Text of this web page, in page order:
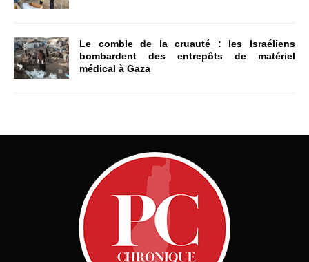
Le comble de la cruauté : les Israéliens
bombardent des entrepôts de matériel
médical à Gaza